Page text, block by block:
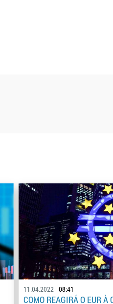
11.04.2022 08:41
COMO REAGIRÁ O EUR À